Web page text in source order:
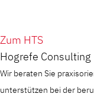
Zum HTS
Hogrefe Consulting
Wir beraten Sie
unterstützen bei der